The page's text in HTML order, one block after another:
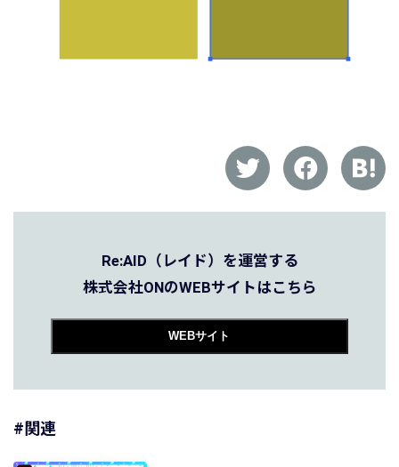
Re:AID（レイド）を運営する
株式会社ONのWEBサイトはこちら
WEBサイト
#関連